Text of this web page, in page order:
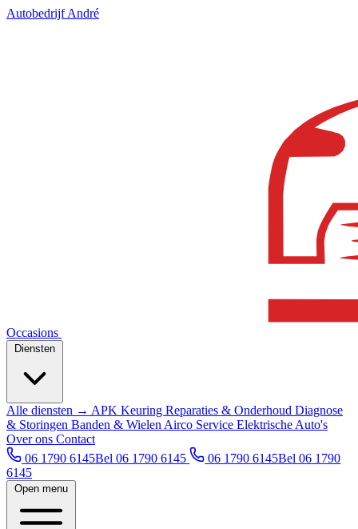
Autobedrijf André
Occasions
Alle diensten → APK Keuring Reparaties & Onderhoud Diagnose
& Storingen Banden & Wielen Airco Service Elektrische Auto's
Over ons Contact
06 1790 6145Bel 06 1790 6145 06 1790 6145Bel 06 1790
6145
Open menu